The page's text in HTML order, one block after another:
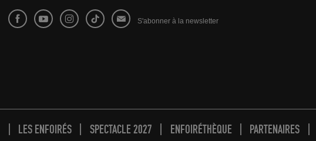
S'abonner à la newsletter
LES ENFOIRÉS SPECTACLE 2027 ENFOIRÉTHÈQUE PARTENAIRES